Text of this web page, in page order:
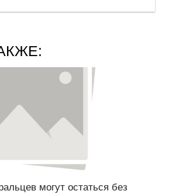
могут остаться без